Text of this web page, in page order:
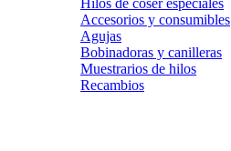
Hilos de coser especiales
Accesorios y consumibles
Agujas
Bobinadoras y canilleras
Muestrarios de hilos
Recambios